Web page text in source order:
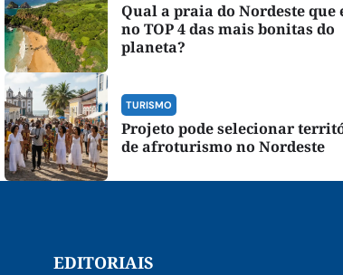
Qual a praia do Nordeste que
no TOP 4 das mais bonitas do
planeta?
TURISMO
Projeto pode selecionar
de afroturismo no Nordeste
EDITORIAIS